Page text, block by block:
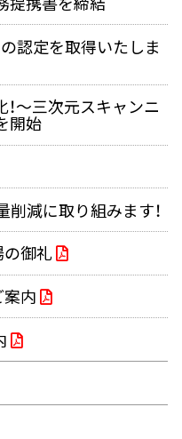
認定を取得いたしま
～三次元スキャンニ
開始
減に取り組みます！
の御礼
案内